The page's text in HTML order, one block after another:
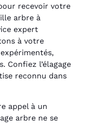
recevoir votre
arbre à
expert
à votre
Confiez l’élagage
reconnu dans
appel à un
arbre ne se